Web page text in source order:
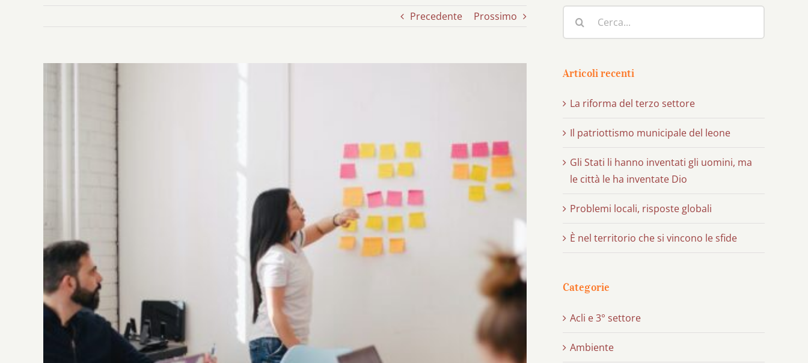
Precedente Prossimo
per:
Articoli recenti
La riforma del terzo settore
Il patriottismo municipale del leone
Gli Stati li hanno inventati gli uomini, ma
le città le ha inventate Dio
Problemi locali, risposte globali
È nel territorio che si vincono le sfide
Categorie
Acli e 3° settore
Ambiente